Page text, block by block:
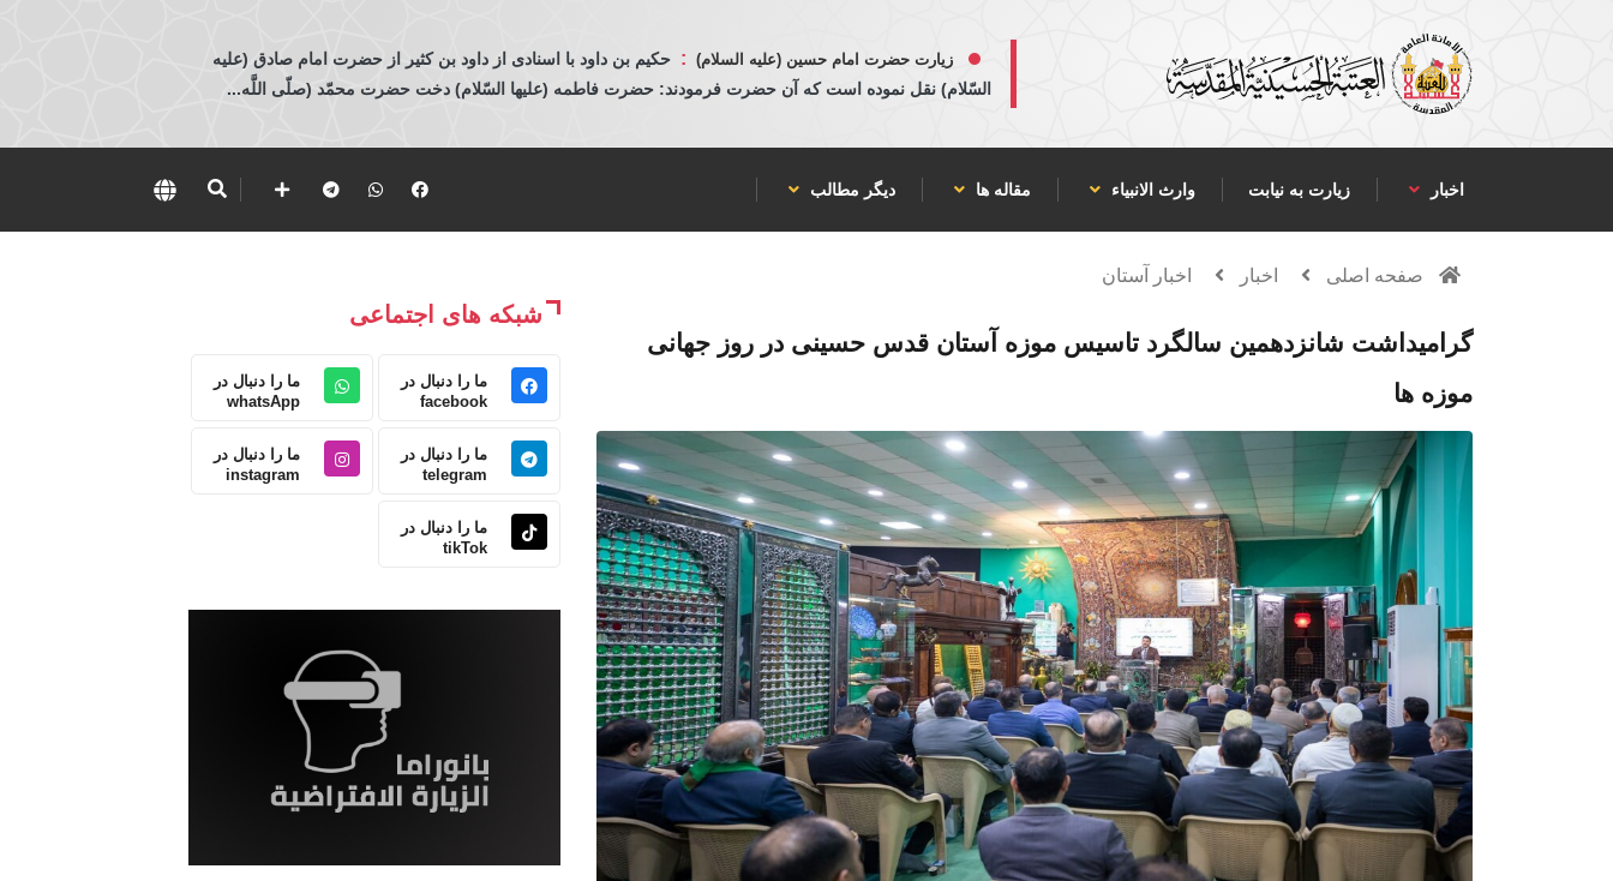
زیارت حضرت امام حسین (علیه السلام) : حكيم بن داود با اسنادی از داود بن كثير از حضرت امام صادق (عليه
السّلام) نقل نموده است كه آن حضرت فرمودند: حضرت فاطمه (عليها السّلام) دخت حضرت محمّد (صلّى اللَّه...
اخبار زیارت به نیابت وارث الانبياء مقاله ها دیگر مطالب
صفحه اصلی اخبار اخبار آستان
گرامیداشت شانزدهمین سالگرد تاسیس موزه آستان قدس حسینی در روز جهانی
موزه ها
شبکه های اجتماعی
ما را دنبال در
facebook
ما را دنبال در
whatsApp
ما را دنبال در
telegram
ما را دنبال در
instagram
ما را دنبال در
tikTok